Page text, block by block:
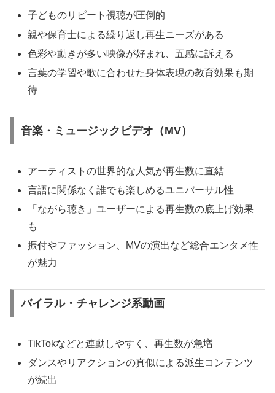
子どものリピート視聴が圧倒的
親や保育士による繰り返し再生ニーズがある
色彩や動きが多い映像が好まれ、五感に訴える
言葉の学習や歌に合わせた身体表現の教育効果も期
待
音楽・ミュージックビデオ（MV）
アーティストの世界的な人気が再生数に直結
言語に関係なく誰でも楽しめるユニバーサル性
「ながら聴き」ユーザーによる再生数の底上げ効果
も
振付やファッション、MVの演出など総合エンタメ性
が魅力
バイラル・チャレンジ系動画
TikTokなどと連動しやすく、再生数が急増
ダンスやリアクションの真似による派生コンテンツ
が続出